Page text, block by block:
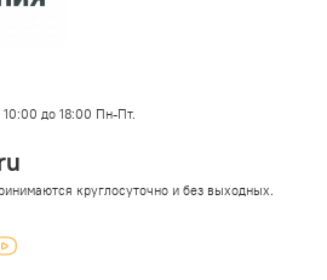
до 18:00 Пн-Пт.
круглосуточно и без выходных.